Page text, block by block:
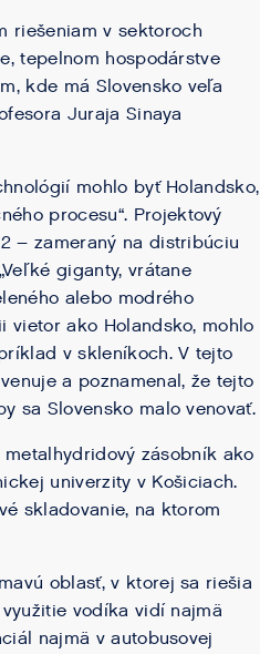
riešeniam v sektoroch
tepelnom hospodárstve
kde má Slovensko veľa
Juraja Sinaya
mohlo byť Holandsko,
procesu“. Projektový
– zameraný na distribúciu
giganty, vrátane
alebo modrého
vietor ako Holandsko, mohlo
v skleníkoch. V tejto
a poznamenal, že tejto
sa Slovensko malo venovať.
zásobník ako
univerzity v Košiciach.
skladovanie, na ktorom
oblasť, v ktorej sa riešia
vodíka vidí najmä
najmä v autobusovej